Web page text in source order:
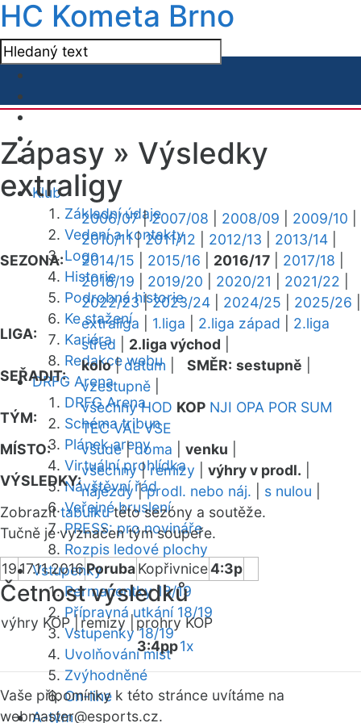
HC Kometa Brno
Klub
Základní údaje
Vedení a kontakty
Logo
Historie
Podrobná historie
Ke stažení
Kariéra
Redakce webu
DRFG Arena
DRFG Arena
Schéma tribun
Plánek areny
Virtuální prohlídka
Návštěvní řád
Veřejné bruslení
PRESS: pro novináře
Rozpis ledové plochy
Vstupenky
Permanentky 18/19
Přípravná utkání 18/19
Vstupenky 18/19
Uvolňování míst
Zvýhodněné
On-line
A-tým
Zápasy » Výsledky
extraligy
SEZONA:
2006/07|2007/08 2008/09 2009/10
2010/11|2011/12 2012/13 2013/14
2014/15
2015/16 2016/17 2017/18
2018/19
2019/20 2020/21 2021/22
2022/23|2023/24 2024/25 2025/26
LIGA:
extraliga 1.liga 2.liga západ
2.liga
střed
2.liga východ
SEŘADIT:
kolo|datum SMĚR: sestupně
vzestupně
TÝM:
všechny HOD KOP NJI OPA POR SUM
TEC VAL VSE
MÍSTO:
všude|doma venku
VÝSLEDKY:
všechny|remízy výhry v prodl.
nájezdy|prodl. nebo náj. s nulou
Zobrazittabulkutéto sezóny a soutěže.
Tučně je vyznačen tým soupeře.
1917.11.2016PorubaKopřivnice4:3p
Četnost výsledků
výhry KOP | remízy | prohry KOP
3:4pp1x
Vaše připomínky k této stránce uvítáme na
webmaster@esports.cz.